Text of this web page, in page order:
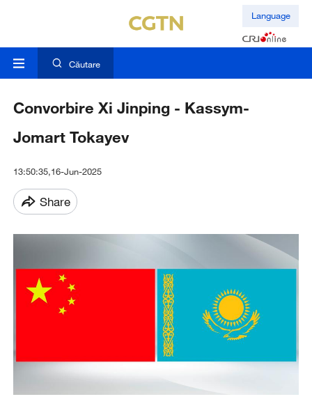
Language
Căutare
Convorbire Xi Jinping - Kassym-
Jomart Tokayev
13:50:35,16-Jun-2025
Share